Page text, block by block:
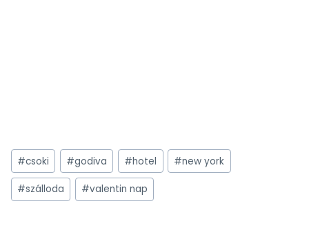
Post
Tags:
#csoki #godiva #hotel #new york
#szálloda #valentin nap